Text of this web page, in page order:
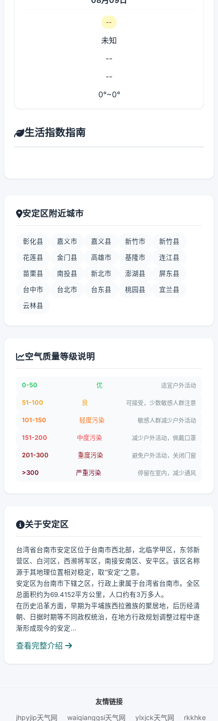
--
未知
--
--
0°~0°
生活指数指南
安定区附近城市
彰化县 嘉义市 嘉义县 新竹市 新竹县
花莲县 金门县 高雄市 基隆市 连江县
苗栗县 南投县 新北市 澎湖县 屏东县
台中市 台北市 台东县 桃园县 宜兰县
云林县
空气质量等级说明
0-50 优 适宜户外活动
51-100 良 可接受，少数敏感人群注意
101-150 轻度污染 敏感人群减少户外活动
151-200 中度污染 减少户外活动，佩戴口罩
201-300 重度污染 避免户外活动，关闭门窗
>300 严重污染 停留在室内，减少通风
关于安定区
台湾省台南市安定区位于台南市西北部，北临学甲区，东邻新
营区、白河区，西濒将军区，南接安南区、安平区。该区名称
源于其地理位置相对稳定，取“安定”之意。
安定区为台南市下辖之区，行政上隶属于台湾省台南市。全区
总面积约为69.4152平方公里，人口约有3万多人。
在历史沿革方面，早期为平埔族西拉雅族的聚居地，后历经清
朝、日据时期等不同政权统治，在地方行政规划调整过程中逐
渐形成现今的安定...
查看完整介绍
友情链接
jhpyjip天气网
waiqianggsi天气网 ylxjck天气网 rkkhke